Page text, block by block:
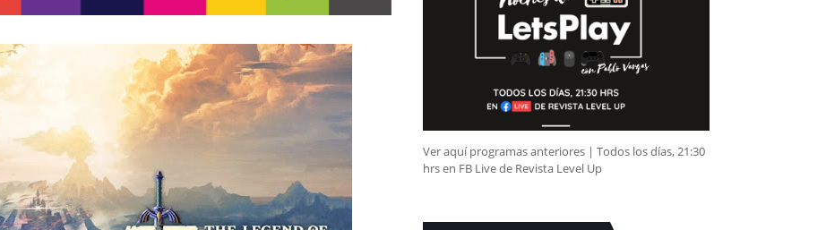
Ver aquí programas anteriores | Todos los días, 21:30
hrs en FB Live de Revista Level Up